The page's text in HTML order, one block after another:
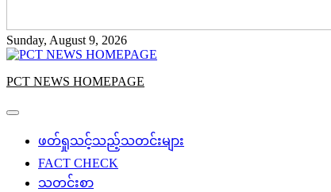
Sunday, August 9, 2026
PCT NEWS HOMEPAGE
ဖတ်ရှုသင့်သည့်သတင်းများ
FACT CHECK
သတင်းစာ